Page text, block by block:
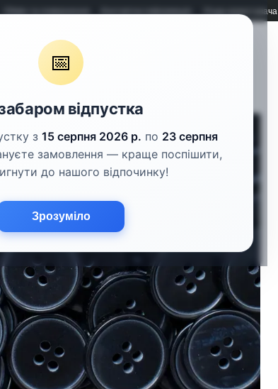
📅
відпустка
з 15 серпня 2026 р. по 23 серпня
замовлення — краще поспішити,
до нашого відпочинку!
Зрозуміло
Обмін та повернення Контактна інформація Угода користувача
Гудзики Шнури